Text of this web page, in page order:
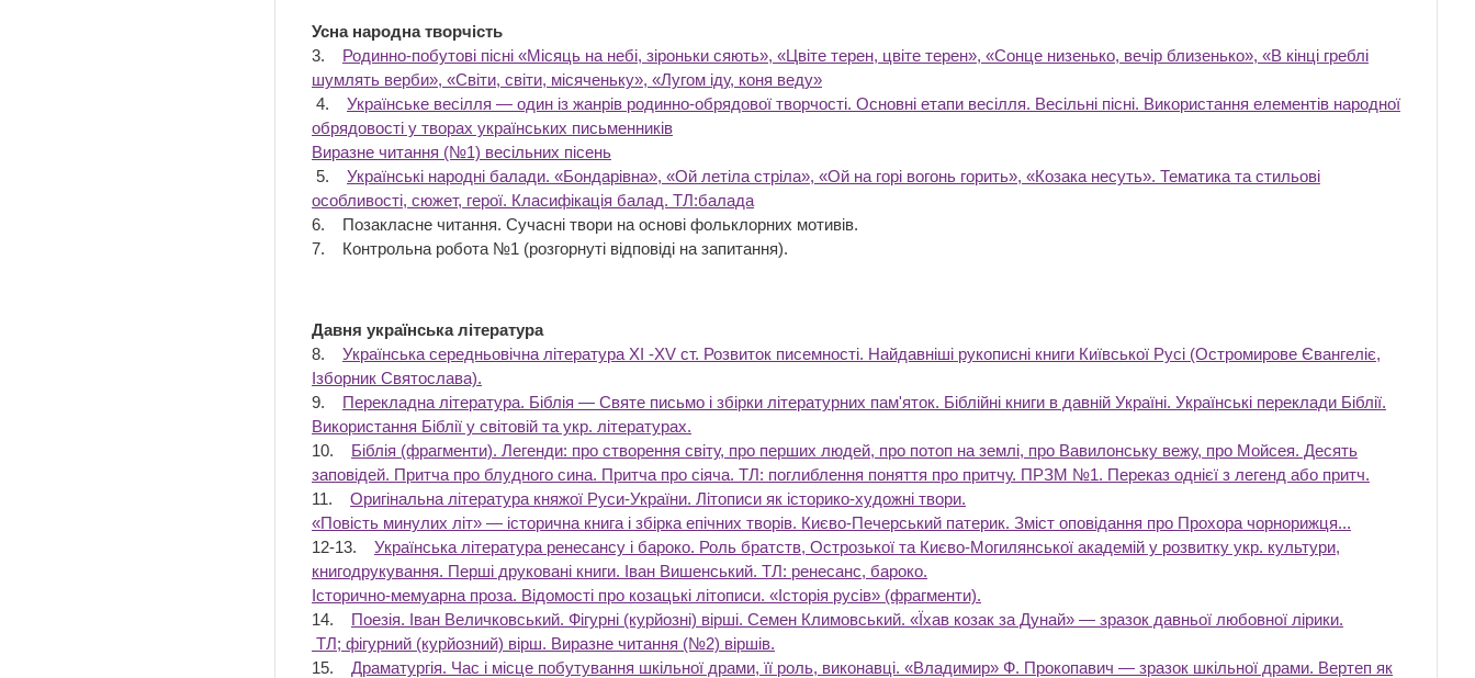
Усна народна творчість
3. Родинно-побутові пісні «Місяць на небі, зіроньки сяють», «Цвіте терен, цвіте терен», «Сонце низенько, вечір близенько», «В кінці греблі
шумлять верби», «Світи, світи, місяченьку», «Лугом іду, коня веду»
4. Українське весілля — один із жанрів родинно-обрядової творчості. Основні етапи весілля. Весільні пісні. Використання елементів народної
обрядовості у творах українських письменників
Виразне читання (№1) весільних пісень
5. Українські народні балади. «Бондарівна», «Ой летіла стріла», «Ой на горі вогонь горить», «Козака несуть». Тематика та стильові
особливості, сюжет, герої. Класифікація балад. ТЛ:балада
6. Позакласне читання. Сучасні твори на основі фольклорних мотивів.
7. Контрольна робота №1 (розгорнуті відповіді на запитання).
Давня українська література
8. Українська середньовічна література XI -XV ст. Розвиток писемності. Найдавніші рукописні книги Київської Русі (Остромирове Євангеліє,
Ізборник Святослава).
9. Перекладна література. Біблія — Святе письмо і збірки літературних пам'яток. Біблійні книги в давній Україні. Українські переклади Біблії.
Використання Біблії у світовій та укр. літературах.
10. Біблія (фрагменти). Легенди: про створення світу, про перших людей, про потоп на землі, про Вавилонську вежу, про Мойсея. Десять
заповідей. Притча про блудного сина. Притча про сіяча. ТЛ: поглиблення поняття про притчу. ПРЗМ №1. Переказ однієї з легенд або притч.
11. Оригінальна література княжої Руси-України. Літописи як історико-художні твори.
«Повість минулих літ» — історична книга і збірка епічних творів. Києво-Печерський патерик. Зміст оповідання про Прохора чорнорижця...
12-13. Українська література ренесансу і бароко. Роль братств, Острозької та Києво-Могилянської академій у розвитку укр. культури,
книгодрукування. Перші друковані книги. Іван Вишенський. ТЛ: ренесанс, бароко.
Історично-мемуарна проза. Відомості про козацькі літописи. «Історія русів» (фрагменти).
14. Поезія. Іван Величковський. Фігурні (курйозні) вірші. Семен Климовський. «Їхав козак за Дунай» — зразок давньої любовної лірики.
ТЛ; фігурний (курйозний) вірш. Виразне читання (№2) віршів.
15. Драматургія. Час і місце побутування шкільної драми, її роль, виконавці. «Владимир» Ф. Прокопавич — зразок шкільної драми. Вертеп як